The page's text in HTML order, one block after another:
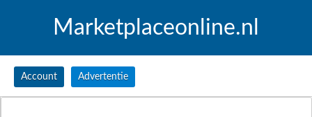
Marketplaceonline.nl
Account Advertentie